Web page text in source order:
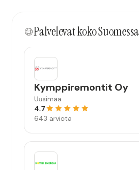
Palvelevat koko Suomessa
Kymppiremontit Oy
Uusimaa
4.7
643 arviota